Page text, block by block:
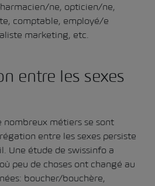
ne, opticien/ne,
comptable, employé/e
marketing, etc.
entre les sexes
nombreux métiers se sont
entre les sexes persiste
Une étude de swissinfo a
peu de choses ont changé au
boucher/bouchère,